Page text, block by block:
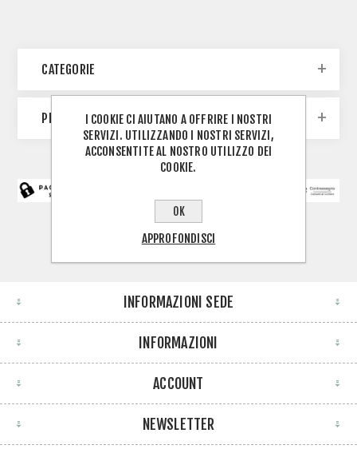
CATEGORIE
PRODUTTORI
INFORMAZIONI SEDE
INFORMAZIONI
ACCOUNT
NEWSLETTER
I COOKIE CI AIUTANO A OFFRIRE I NOSTRI
SERVIZI. UTILIZZANDO I NOSTRI SERVIZI,
ACCONSENTITE AL NOSTRO UTILIZZO DEI
COOKIE.
OK
APPROFONDISCI